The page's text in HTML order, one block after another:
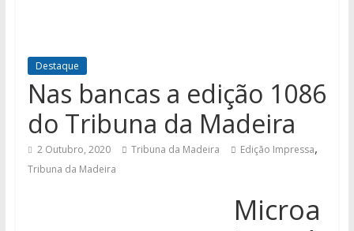
Destaque
Nas bancas a edição 1086
do Tribuna da Madeira
2 Outubro, 2020 Tribuna da Madeira Edição Impressa,
Tribuna da Madeira
Microa